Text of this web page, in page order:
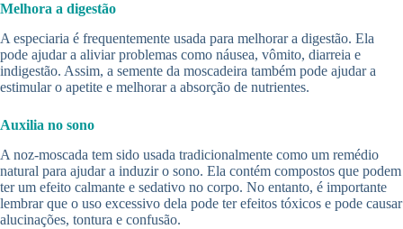
Melhora a digestão
A especiaria é frequentemente usada para melhorar a digestão. Ela
pode ajudar a aliviar problemas como náusea, vômito, diarreia e
indigestão. Assim, a semente da moscadeira também pode ajudar a
estimular o apetite e melhorar a absorção de nutrientes.
Auxilia no sono
A noz-moscada tem sido usada tradicionalmente como um remédio
natural para ajudar a induzir o sono. Ela contém compostos que podem
ter um efeito calmante e sedativo no corpo. No entanto, é importante
lembrar que o uso excessivo dela pode ter efeitos tóxicos e pode causar
alucinações, tontura e confusão.